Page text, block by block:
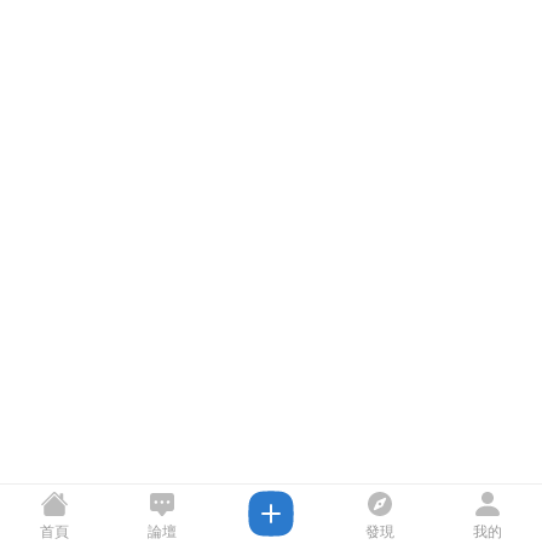
首頁 論壇 發現 我的